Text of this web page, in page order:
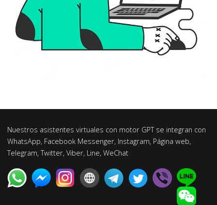
Nuestros asistentes virtuales con motor GPT se integran con
WhatsApp, Facebook Messenger, Instagram, Página web,
Telegram, Twitter, Viber, Line, WeChat